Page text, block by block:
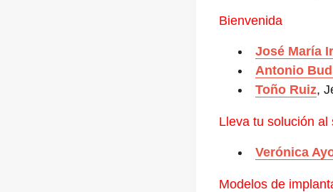
Bienvenida
José María
Antonio
Toño Ruiz,
Lleva tu solución
Verónica
Modelos de